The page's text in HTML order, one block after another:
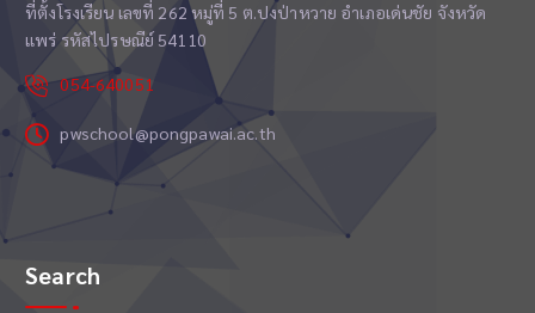
ที่ตั้งโรงเรียน เลขที่ 262 หมู่ที่ 5 ต.ปงป่าหวาย อำเภอเด่นชัย จังหวัด
แพร่ รหัสไปรษณีย์ 54110
054-640051
pwschool@pongpawai.ac.th
Search